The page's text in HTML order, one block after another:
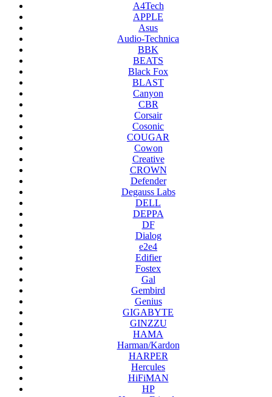
A4Tech
APPLE
Asus
Audio-Technica
BBK
BEATS
Black Fox
BLAST
Canyon
CBR
Corsair
Cosonic
COUGAR
Cowon
Creative
CROWN
Defender
Degauss Labs
DELL
DEPPA
DF
Dialog
e2e4
Edifier
Fostex
Gal
Gembird
Genius
GIGABYTE
GINZZU
HAMA
Harman/Kardon
HARPER
Hercules
HiFiMAN
HP